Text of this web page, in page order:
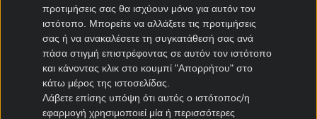
προτιμήσεις σας θα ισχύουν μόνο για αυτόν τον
ιστότοπο. Μπορείτε να αλλάξετε τις προτιμήσεις
σας ή να ανακαλέσετε τη συγκατάθεσή σας ανά
πάσα στιγμή επιστρέφοντας σε αυτόν τον ιστότοπο
και κάνοντας κλικ στο κουμπί "Απορρήτου" στο
κάτω μέρος της ιστοσελίδας.
Λάβετε επίσης υπόψη ότι αυτός ο ιστότοπος/η
εφαρμογή χρησιμοποιεί μία ή περισσότερες
Ηρακλής μεταγραφές
ΠΑΣ Γιάννινα μεταγραφές
Πανιώνιος μεταγραφές
Καλλιθέα μεταγραφές
Καλαμάτα μεταγραφές
Νίκη Βόλου μεταγραφές